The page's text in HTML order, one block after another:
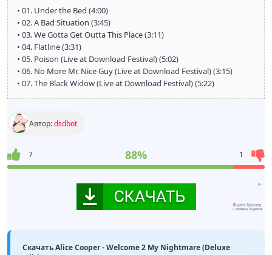
• 01. Under the Bed (4:00)
• 02. A Bad Situation (3:45)
• 03. We Gotta Get Outta This Place (3:11)
• 04. Flatline (3:31)
• 05. Poison (Live at Download Festival) (5:02)
• 06. No More Mr. Nice Guy (Live at Download Festival) (3:15)
• 07. The Black Widow (Live at Download Festival) (5:22)
Автор:dsdbot
7 88% 1
Скачать Alice Cooper - Welcome 2 My Nightmare (Deluxe